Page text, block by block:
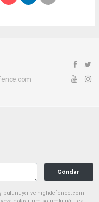
Gönder
bulunuyor ve highdefence.com
dolaylı tüm sorumluluğu tek